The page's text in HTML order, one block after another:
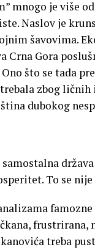
mnogo je više
Naslov je
šavovima.
Crna Gora
što se tada
zbog ličnih
dubokog
samostalna
To se
treba